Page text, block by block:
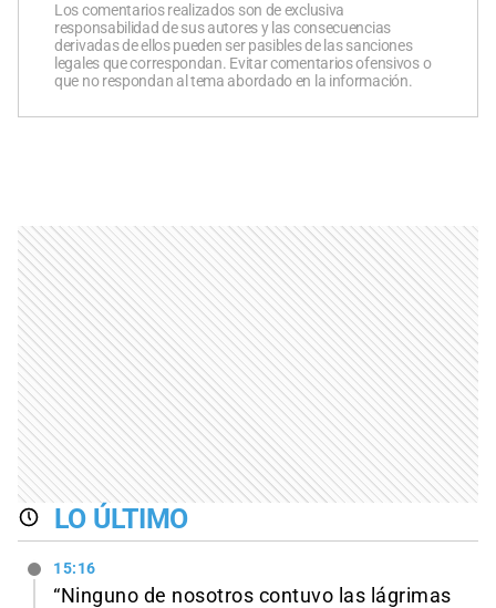
Los comentarios realizados son de exclusiva
responsabilidad de sus autores y las consecuencias
derivadas de ellos pueden ser pasibles de las sanciones
legales que correspondan. Evitar comentarios ofensivos o
que no respondan al tema abordado en la información.
LO ÚLTIMO
15:16
“Ninguno de nosotros contuvo las lágrimas